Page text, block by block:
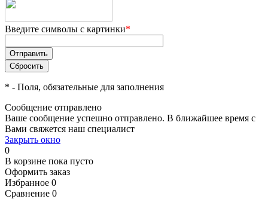
Введите символы с картинки*
* - Поля, обязательные для заполнения
Сообщение отправлено
Ваше сообщение успешно отправлено. В ближайшее время с
Вами свяжется наш специалист
Закрыть окно
0
В корзине пока пусто
Оформить заказ
Избранное 0
Сравнение 0